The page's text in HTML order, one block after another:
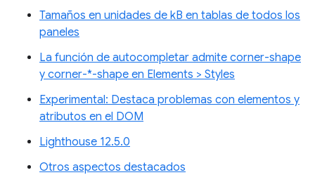
Tamaños en unidades de kB en tablas de todos los
paneles
La función de autocompletar admite corner-shape
y corner-*-shape en Elements > Styles
Experimental: Destaca problemas con elementos y
atributos en el DOM
Lighthouse 12.5.0
Otros aspectos destacados